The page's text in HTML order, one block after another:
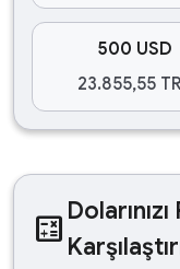
500 USD
23.855,55
calculate